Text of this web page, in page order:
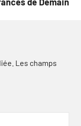
Les champs